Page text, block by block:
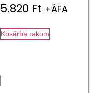
5.820 Ft +ÁFA
Kosárba rakom